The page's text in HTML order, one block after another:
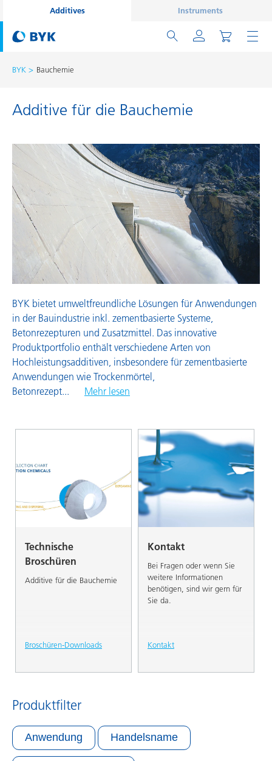
Additives Instruments
BYK Bauchemie
Additive für die Bauchemie
BYK bietet umweltfreundliche Lösungen für Anwendungen
in der Bauindustrie inkl. zementbasierte Systeme,
Betonrezepturen und Zusatzmittel. Das innovative
Produktportfolio enthält verschiedene Arten von
Hochleistungsadditiven, insbesondere für zementbasierte
Anwendungen wie Trockenmörtel,
Betonrezept... Mehr lesen
Technische
Broschüren
Additive für die Bauchemie
Broschüren-Downloads
Kontakt
Bei Fragen oder wenn Sie
weitere Informationen
benötigen, sind wir gern für
Sie da.
Kontakt
Produktfilter
Anwendung Handelsname